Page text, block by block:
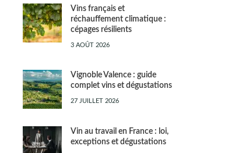
Vins français et
réchauffement climatique :
cépages résilients
3 AOÛT 2026
Vignoble Valence : guide
complet vins et dégustations
27 JUILLET 2026
Vin au travail en France : loi,
exceptions et dégustations